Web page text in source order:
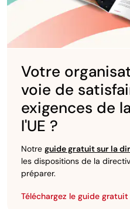
Votre
voie de
exigences de
l'UE ?
Notre guide gratuit sur la
les dispositions de la
préparer.
Téléchargez le guide gratuit